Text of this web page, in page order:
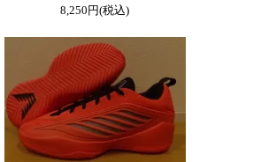
8,250円(税込)